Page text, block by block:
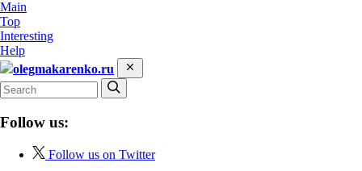
Main
Top
Interesting
Help
olegmakarenko.ru
Follow us:
Follow us on Twitter